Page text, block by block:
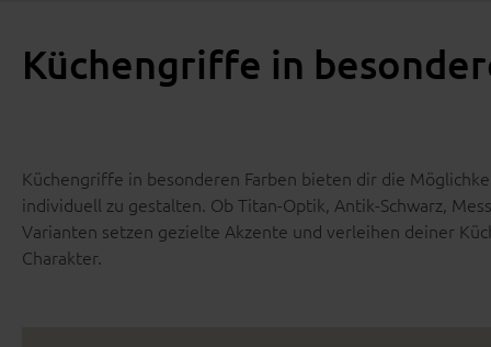
Küchengriffe in
Küchengriffe in besonderen Farben bieten dir die
individuell zu gestalten. Ob Titan-Optik, Antik-Schwarz,
Varianten setzen gezielte Akzente und verleihen deiner
Charakter.